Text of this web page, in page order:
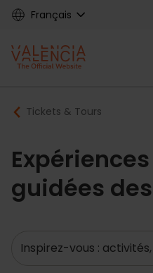
Skip
content
Français
Main
navigation
Breadcrumb
Tickets & Tours
guidées
Recherche